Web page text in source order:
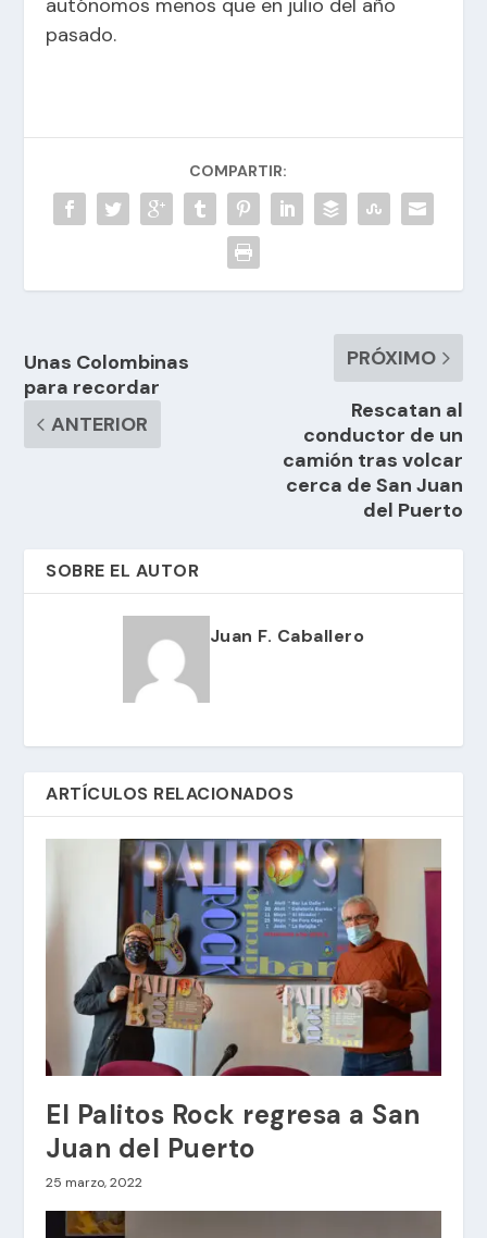
pasado.
COMPARTIR:
Unas Colombinas
para recordar
ANTERIOR
PRÓXIMO
Rescatan al
conductor de un
camión tras volcar
cerca de San Juan
del Puerto
SOBRE EL AUTOR
Juan F. Caballero
ARTÍCULOS RELACIONADOS
El Palitos Rock regresa a San
Juan del Puerto
25 marzo, 2022